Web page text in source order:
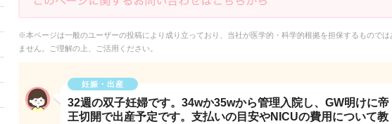
※本ページは一般のユーザーの投稿により成り立っており、当社が医学的・科学的根拠を担保するものでは
ません。ご理解の上、ご活用ください。
妊娠・出産
32週の双子妊婦です。34wか35wから管理入院し、GW明けに帝
王切開で出産予定です。支払いの目安やNICUの費用について教